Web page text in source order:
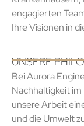
engagierten
Ihre Visionen in
UNSERE
Bei Aurora
Nachhaltigkeit
unsere Arbeit
und die Umwelt